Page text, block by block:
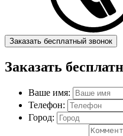
Заказать бесплатный звонок
Заказать
Ваше имя:
Телефон:
Город: